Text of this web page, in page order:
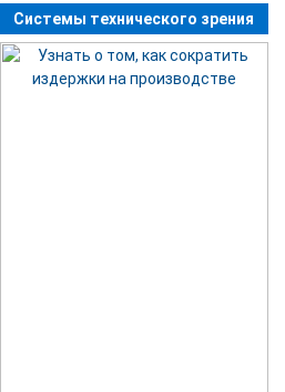
Системы технического зрения